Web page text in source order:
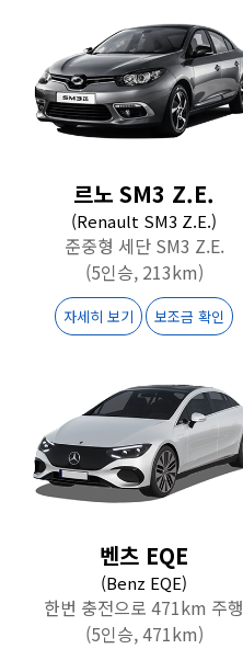
르노 SM3 Z.E.
(Renault SM3 Z.E.)
준중형 세단 SM3 Z.E.
(5인승, 213km)
자세히 보기 보조금 확인
벤츠 EQE
(Benz EQE)
한번 충전으로 471km 주행
(5인승, 471km)